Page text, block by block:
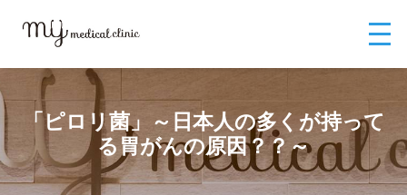
ってる胃がんの原因？？～
「ピロリ菌」～日本人の多くが持って
る胃がんの原因？？～